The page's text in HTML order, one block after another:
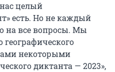
целый
есть. Но не каждый
на все вопросы. Мы
географического
некоторыми
диктанта — 2023»,